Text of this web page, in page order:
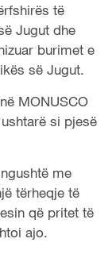
të
Jugut dhe
burimet e
së Jugut.
MONUSCO
si pjesë
me
tërheqje të
që pritet të
ajo.